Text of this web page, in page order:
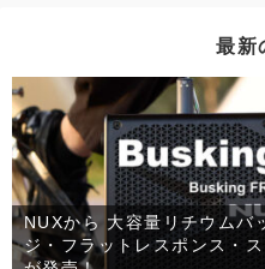
最新
NUXから 大容量リチウムバ
ジ・フラットレスポンス・